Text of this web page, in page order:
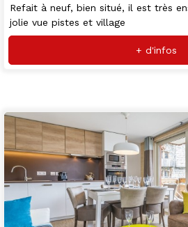
Refait à neuf, bien situé, il est très
jolie vue pistes et village
+ d'infos